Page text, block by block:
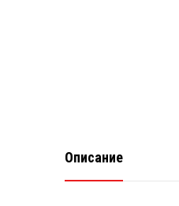
Описание